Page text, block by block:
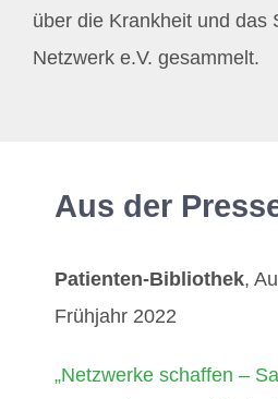
über die Krankheit und das
Netzwerk e.V. gesammelt.
Aus der
Patienten-Bibliothek,
Frühjahr 2022
„Netzwerke schaffen –